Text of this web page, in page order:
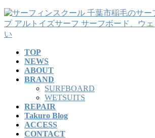
コ
ン
テ
ナ
ビ
ゲ
TOP
NEWS
ABOUT
BRAND
SURFBOARD
WETSUITS
REPAIR
Takuro Blog
ACCESS
CONTACT